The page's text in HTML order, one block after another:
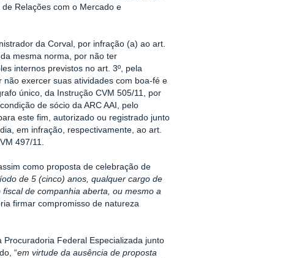
Relações com o Mercado e
da Corval, por infração (a) ao art.
mesma norma, por não ter
internos previstos no art. 3º, pela
exercer suas atividades com boa-fé e
único, da Instrução CVM 505/11, por
de sócio da ARC AAI, pelo
este fim, autorizado ou registrado junto
em infração, respectivamente, ao art.
497/11.
como proposta de celebração de
de 5 (cinco) anos, qualquer cargo de
de companhia aberta, ou mesmo a
firmar compromisso de natureza
Federal Especializada junto
“em virtude da ausência de proposta